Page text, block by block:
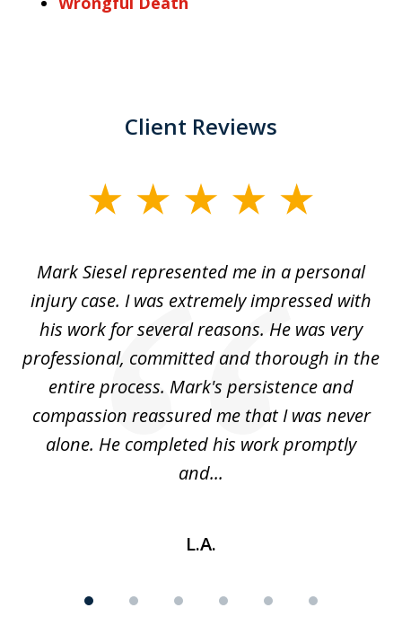
Client Reviews
Mark Siesel represented me in a personal
injury case. I was extremely impressed with
his work for several reasons. He was very
professional, committed and thorough in the
entire process. Mark's persistence and
compassion reassured me that I was never
alone. He completed his work promptly
and...
L.A.